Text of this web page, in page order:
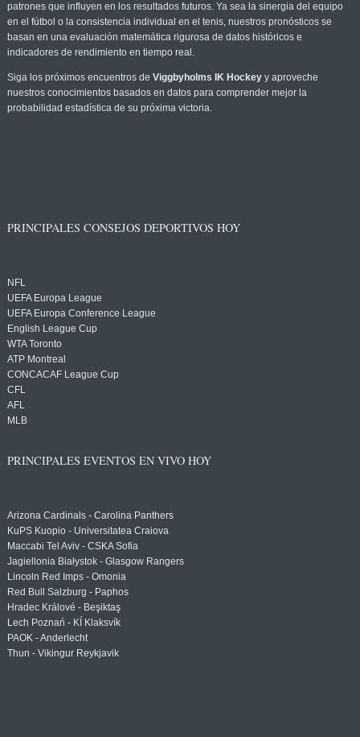
patrones que influyen en los resultados futuros. Ya sea la sinergia del equipo
en el fútbol o la consistencia individual en el tenis, nuestros pronósticos se
basan en una evaluación matemática rigurosa de datos históricos e
indicadores de rendimiento en tiempo real.
Siga los próximos encuentros de Viggbyholms IK Hockeyy aproveche
nuestros conocimientos basados en datos para comprender mejor la
probabilidad estadística de su próxima victoria.
PRINCIPALES CONSEJOS DEPORTIVOS HOY
NFL
UEFA Europa League
UEFA Europa Conference League
English League Cup
WTA Toronto
ATP Montreal
CONCACAF League Cup
CFL
AFL
MLB
PRINCIPALES EVENTOS EN VIVO HOY
Arizona Cardinals - Carolina Panthers
KuPS Kuopio - Universitatea Craiova
Maccabi Tel Aviv - CSKA Sofia
Jagiellonia Białystok - Glasgow Rangers
Lincoln Red Imps - Omonia
Red Bull Salzburg - Paphos
Hradec Králové - Beşiktaş
Lech Poznań - KÍ Klaksvík
PAOK - Anderlecht
Thun - Vikingur Reykjavik